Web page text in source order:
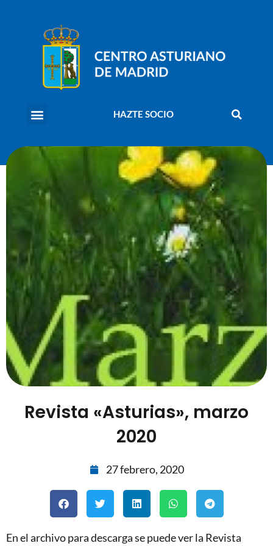
HAZTE SOCIO
Revista «Asturias», marzo
2020
27 febrero, 2020
En el archivo para descarga se puede ver la Revista